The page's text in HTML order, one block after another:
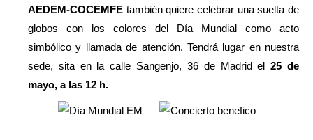
AEDEM-COCEMFE también quiere celebrar una suelta de
globos con los colores del Día Mundial como acto
simbólico y llamada de atención. Tendrá lugar en nuestra
sede, sita en la calle Sangenjo, 36 de Madrid el25 de
mayo, a las 12 h.